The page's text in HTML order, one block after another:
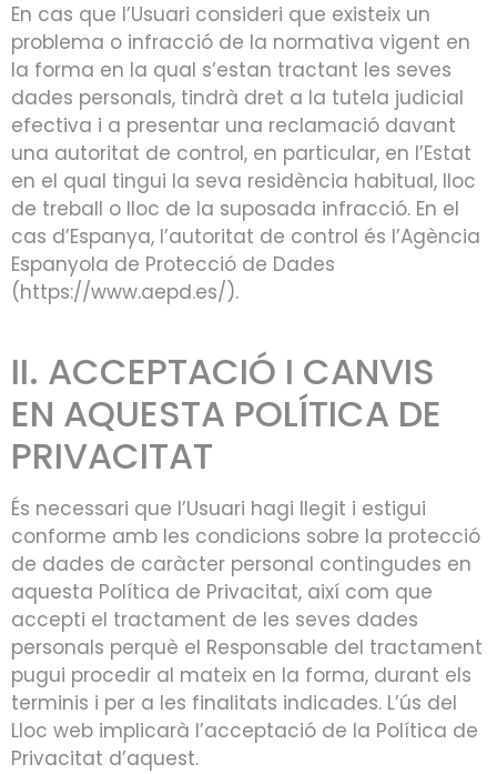
En cas que l’Usuari consideri que existeix un
problema o infracció de la normativa vigent en
la forma en la qual s’estan tractant les seves
dades personals, tindrà dret a la tutela judicial
efectiva i a presentar una reclamació davant
una autoritat de control, en particular, en l’Estat
en el qual tingui la seva residència habitual, lloc
de treball o lloc de la suposada infracció. En el
cas d’Espanya, l’autoritat de control és l’Agència
Espanyola de Protecció de Dades
(https://www.aepd.es/).
II. ACCEPTACIÓ I CANVIS
EN AQUESTA POLÍTICA DE
PRIVACITAT
És necessari que l’Usuari hagi llegit i estigui
conforme amb les condicions sobre la protecció
de dades de caràcter personal contingudes en
aquesta Política de Privacitat, així com que
accepti el tractament de les seves dades
personals perquè el Responsable del tractament
pugui procedir al mateix en la forma, durant els
terminis i per a les finalitats indicades. L’ús del
Lloc web implicarà l’acceptació de la Política de
Privacitat d’aquest.